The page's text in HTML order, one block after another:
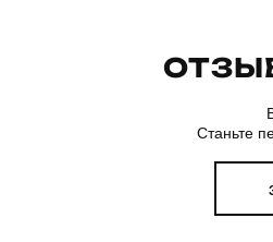
Станьте